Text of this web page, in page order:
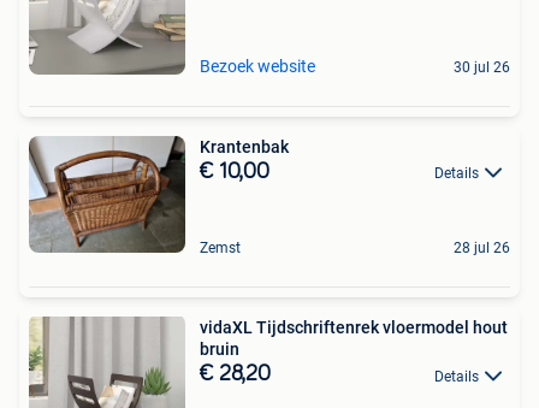
Bezoek website 30 jul 26
Krantenbak
€ 10,00 Details
Zemst 28 jul 26
vidaXL Tijdschriftenrek vloermodel hout
bruin
€ 28,20 Details